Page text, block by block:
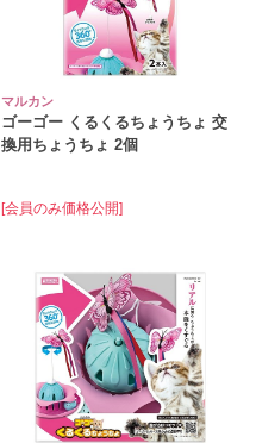
マルカン
ゴーゴー くるくるちょうちょ 交
換用ちょうちょ 2個
[会員のみ価格公開]